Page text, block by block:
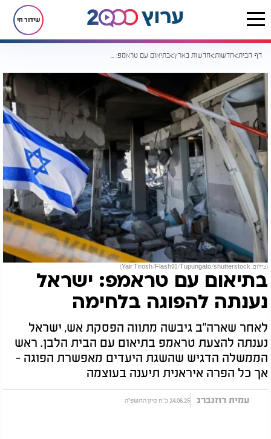
שידור חי
דף הבית חדשות חדשות בארץ בתיאום עם טראמפ: ישראל נענתה להפוגה בלחימה
(צילום: Yair Tirosh/Flash90/Tupungato/shutterstock)
בתיאום עם טראמפ: ישראל
נענתה להפוגה בלחימה
לאחר שארה"ב גיבשה מתווה הפסקת אש, ישראל
נענתה להצעת טראמפ בתיאום עם הבית הלבן. ראש
הממשלה הדגיש שהשגת היעדים מאפשרת הפוגה -
אך כל הפרה איראנית תיענה בעוצמה
עמית רוזנברג 24.06.25 כ"ח סיון התשפ"ה